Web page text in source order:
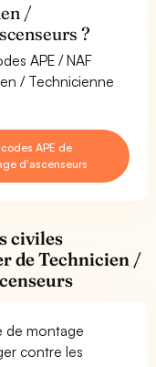
/
?
APE / NAF
/ Technicienne
APE de
d'ascenseurs
civiles
de Technicien /
de montage
contre les